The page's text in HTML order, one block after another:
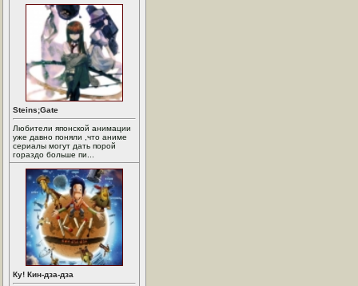
Steins;Gate
Любители японской анимации
уже давно поняли ,что аниме
сериалы могут дать порой
гораздо больше пи...
Ку! Кин-дза-дза